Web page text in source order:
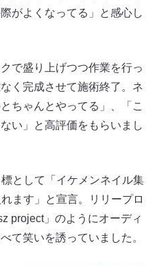
がよくなってる」と感心し
で盛り上げつつ作業を行っ
く完成させて施術終了。ネ
ちゃんとやってる」、「こ
い」と高評価をもらいまし
として「イケメンネイル集
ます」と宣言。リリープロ
project」のようにオーディ
て笑いを誘っていました。